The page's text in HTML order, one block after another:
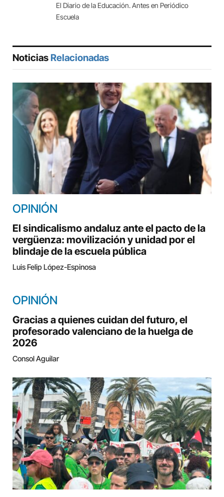
El Diario de la Educación. Antes en Periódico
Escuela
Noticias Relacionadas
OPINIÓN
El sindicalismo andaluz ante el pacto de la
vergüenza: movilización y unidad por el
blindaje de la escuela pública
Luis Felip López-Espinosa
OPINIÓN
Gracias a quienes cuidan del futuro, el
profesorado valenciano de la huelga de
2026
Consol Aguilar